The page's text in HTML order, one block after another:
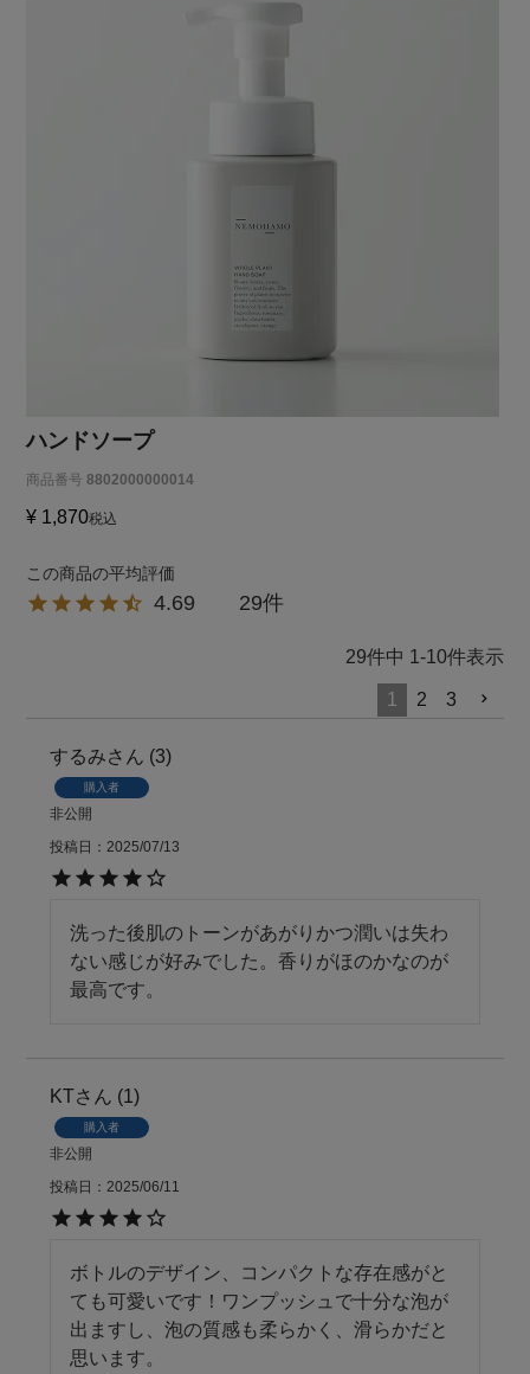
ハンドソープ
商品番号 8802000000014
¥ 1,870税込
4.69 29
29件中 1 -10件表示
1 2 3
するみ 3
購入者
非公開
投稿日
2025/07/13
洗った後肌のトーンがあがりかつ潤いは失わ
ない感じが好みでした。香りがほのかなのが
最高です。
KT 1
購入者
非公開
投稿日
2025/06/11
ボトルのデザイン、コンパクトな存在感がと
ても可愛いです！ワンプッシュで十分な泡が
出ますし、泡の質感も柔らかく、滑らかだと
思います。